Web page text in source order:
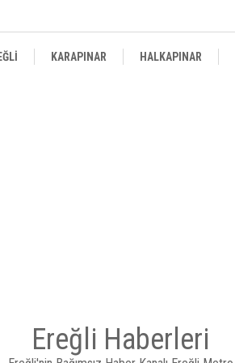
KARAPINAR HALKAPINAR
Ereğli Haberleri